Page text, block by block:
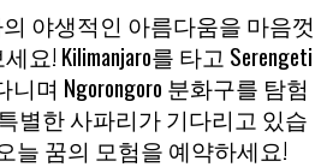
호 정책 - Tanzania Inside and Safari
야생적인 아름다움을 마음껏
요! Kilimanjaro를 타고 Serengeti
니며 Ngorongoro 분화구를 탐험
별한 사파리가 기다리고 있습
늘 꿈의 모험을 예약하세요!